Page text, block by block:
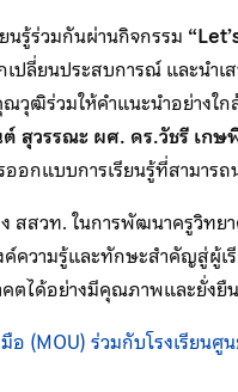
นรู้ร่วมกันผ่านกิจกรรม
ปลี่ยนประสบการณ์ และนำเ
วุฒิร่วมให้คำแนะนำอย่างใ
สุวรรณะ ผศ. ดร.วัชรี เก
อกแบบการเรียนรู้ที่สามารถ
สสวท. ในการพัฒนาครูวิท
ความรู้และทักษะสำคัญสู่ผู้เ
ตได้อย่างมีคุณภาพและยั่งยืน
(MOU) ร่วมกับโรงเรียน